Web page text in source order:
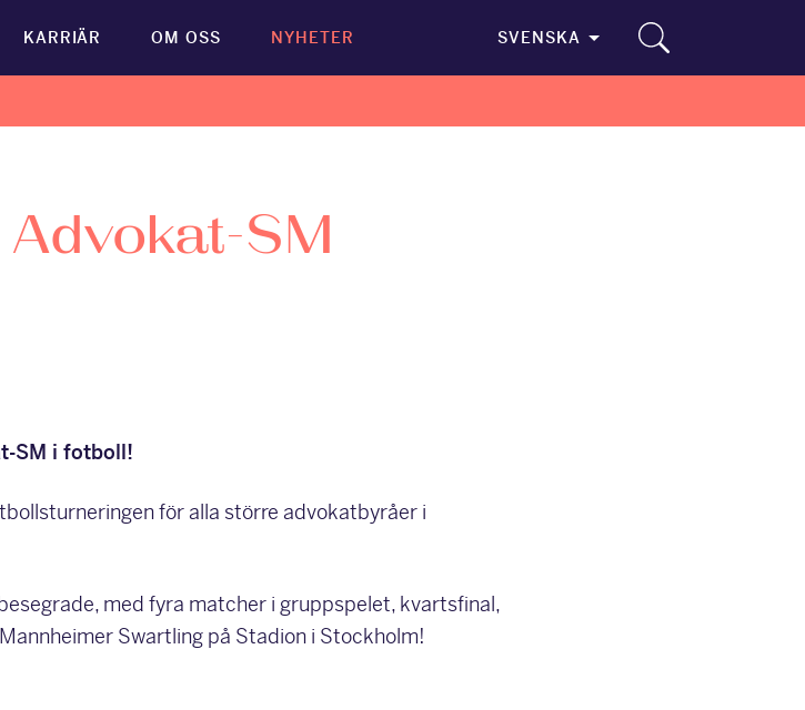
KARRIÄR OM OSS NYHETER SVENSKA
SM
SM i fotboll!
för alla större advokatbyråer i
med fyra matcher i gruppspelet, kvartsfinal,
Swartling på Stadion i Stockholm!